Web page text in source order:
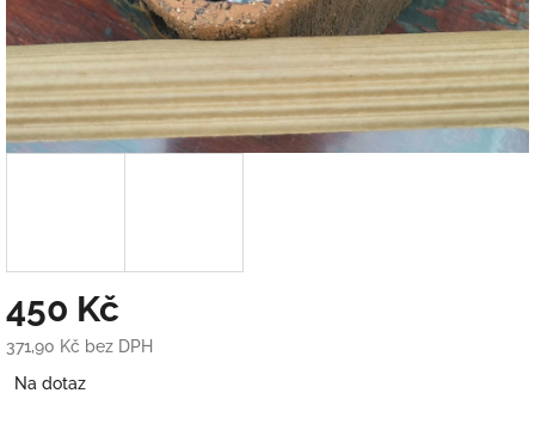
450 Kč
371,90 Kč bez DPH
cena:
Na dotaz